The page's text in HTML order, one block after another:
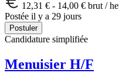
12,31 € - 14,00 € brut /
Postée il y a 29 jours
Postuler
Candidature simplifiée
Menuisier H/F